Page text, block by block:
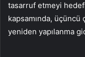
tasarruf etmeyi
kapsamında,
yeniden yapılanma